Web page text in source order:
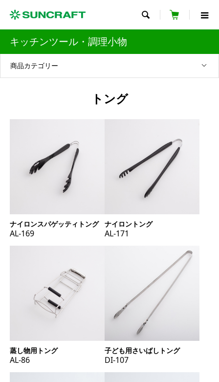

キッチンツール・調理小物
商品カテゴリー
トング
ナイロンスパゲッティトング
AL-169
ナイロントング
AL-171
蒸し物用トング
AL-86
子ども用さいばしトング
DI-107